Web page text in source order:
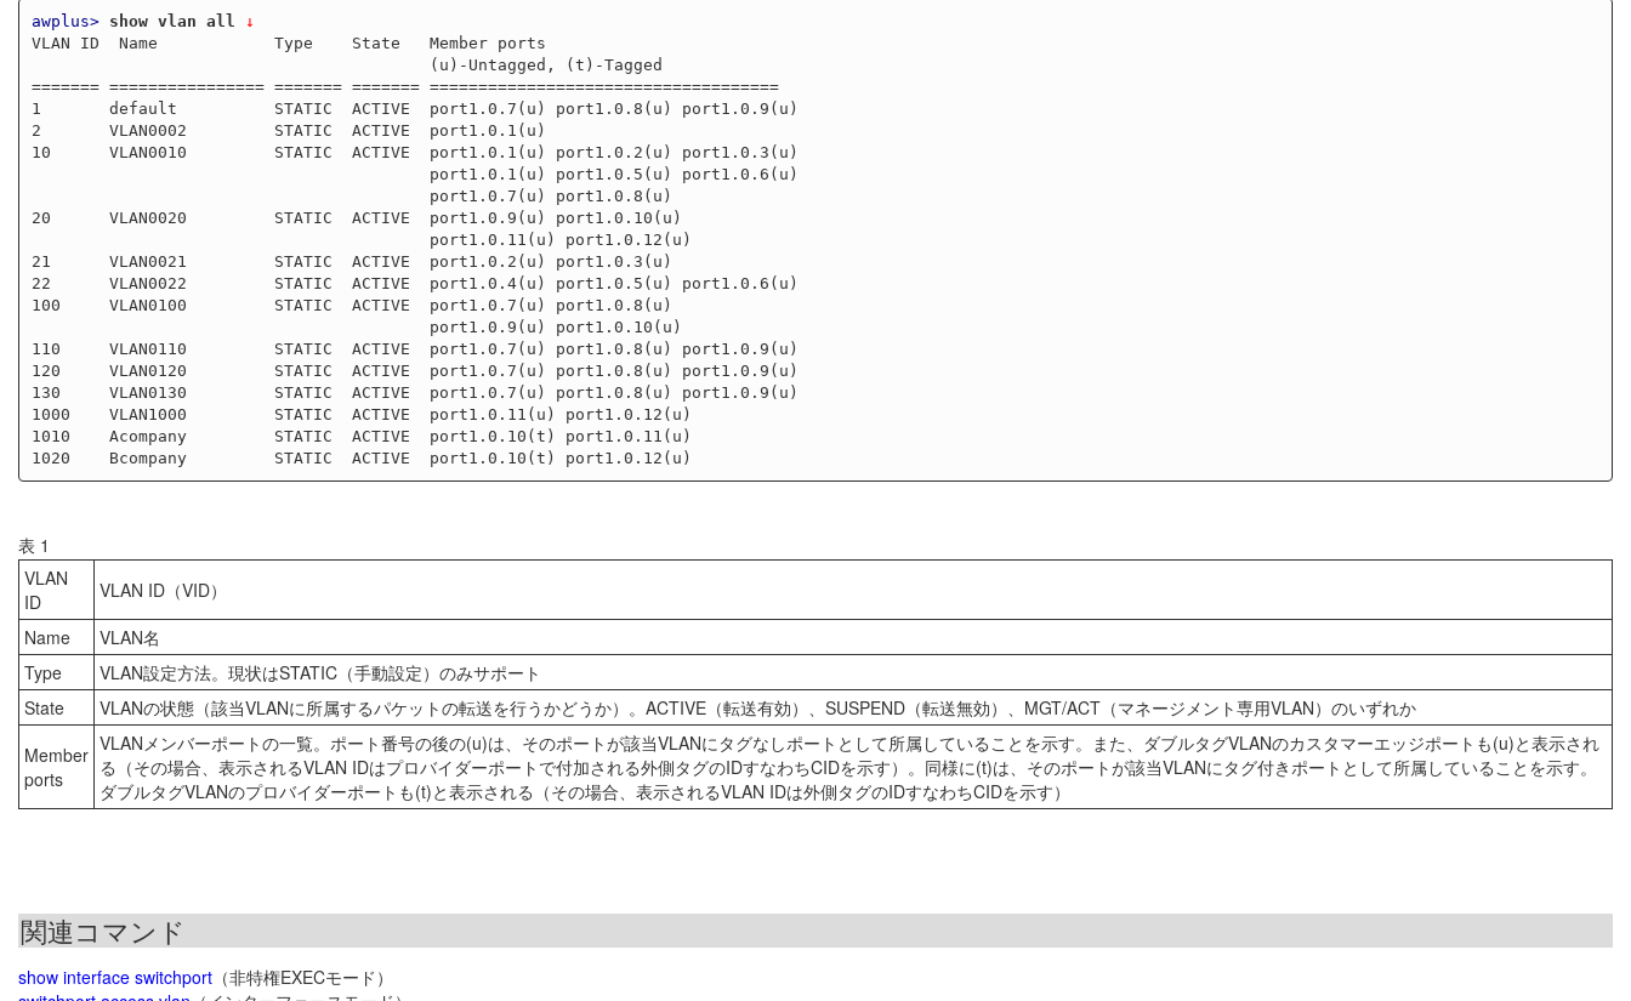
awplus> show vlan all
↓
VLAN ID  Name            Type    State   Member ports
======= ================ ======= ======= ====================================
1       default          STATIC  ACTIVE  port1.0.7(u) port1.0.8(u) port1.0.9(u)
2       VLAN0002         STATIC  ACTIVE  port1.0.1(u)
10      VLAN0010         STATIC  ACTIVE  port1.0.1(u) port1.0.2(u) port1.0.3(u)
20      VLAN0020         STATIC  ACTIVE  port1.0.9(u) port1.0.10(u)
21      VLAN0021         STATIC  ACTIVE  port1.0.2(u) port1.0.3(u)
22      VLAN0022         STATIC  ACTIVE  port1.0.4(u) port1.0.5(u) port1.0.6(u)
100     VLAN0100         STATIC  ACTIVE  port1.0.7(u) port1.0.8(u)
110     VLAN0110         STATIC  ACTIVE  port1.0.7(u) port1.0.8(u) port1.0.9(u)
120     VLAN0120         STATIC  ACTIVE  port1.0.7(u) port1.0.8(u) port1.0.9(u)
130     VLAN0130         STATIC  ACTIVE  port1.0.7(u) port1.0.8(u) port1.0.9(u)
1000    VLAN1000         STATIC  ACTIVE  port1.0.11(u) port1.0.12(u)
1010    Acompany         STATIC  ACTIVE  port1.0.10(t) port1.0.11(u)
表 1
VLAN
ID
VLAN ID（VID）
Name
VLAN名
Type
VLAN設定方法。現状はSTATIC（手動設定）のみサポート
State
VLANの状態（該当VLANに所属するパケットの転送を行うかどうか）。ACTIVE（転送有効）、SUSPEND（転送無効）、MGT/ACT（マネージメント専用VLAN）のいずれか
Member
ports
VLANメンバーポートの一覧。ポート番号の後の(u)は、そのポートが該当VLANにタグなしポートとして所属していることを示す。また、ダブルタグVLANのカスタマーエッジポートも(u)と表示され
る（その場合、表示されるVLAN IDはプロバイダーポートで付加される外側タグのIDすなわちCIDを示す）。同様に(t)は、そのポートが該当VLANにタグ付きポートとして所属していることを示す。
ダブルタグVLANのプロバイダーポートも(t)と表示される（その場合、表示されるVLAN IDは外側タグのIDすなわちCIDを示す）
関連コマンド
show interface switchport （非特権EXECモード）